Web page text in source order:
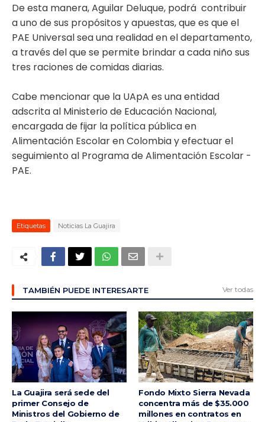
De esta manera, Aguilar Deluque, podrá contribuir
a uno de sus propósitos y apuestas, que es que el
PAE Universal sea una realidad en el departamento,
a través del que se permite brindar a cada niño sus
tres raciones de comidas diarias.
Cabe mencionar que la UApA es una entidad
adscrita al Ministerio de Educación Nacional,
encargada de fijar la política pública en
Alimentación Escolar en Colombia y efectuar el
seguimiento al Programa de Alimentación Escolar -
PAE.
Etiquetas Noticias La Guajira
TAMBIÉN PUEDE INTERESARTE Ver todas
La Guajira será sede del
primer Consejo de
Ministros del Gobierno de
Fondo Mixto Sierra Nevada
concentra más de $35.000
millones en contratos en